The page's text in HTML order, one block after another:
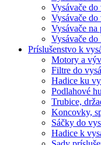
Vysávače do
Vysávače
Vysávače na
Vysávače do
Príslušenstvo k
Motory a
Filtre do
Hadice ku
Podlahové
Trubice,
Koncovky,
Sáčky do
Hadice k